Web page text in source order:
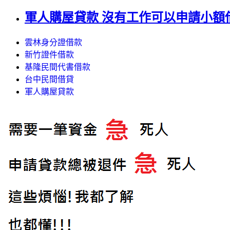
軍人購屋貸款 沒有工作可以申請小額
雲林身分證借款
新竹證件借款
基隆民間代書借款
台中民間借貸
軍人購屋貸款